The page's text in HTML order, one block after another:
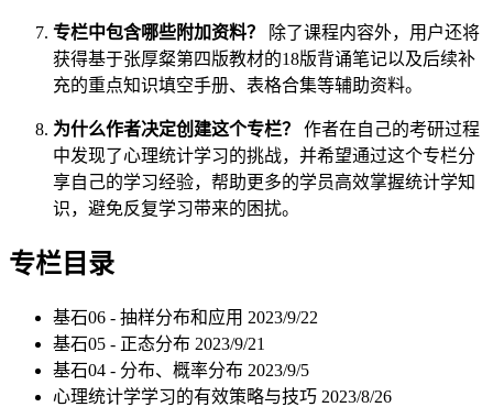
专栏中包含哪些附加资料？
除了课程内容外，用户还将
获得基于张厚粲第四版教材的18版背诵笔记以及后续补
充的重点知识填空手册、表格合集等辅助资料。
为什么作者决定创建这个专栏？
作者在自己的考研过程
中发现了心理统计学习的挑战，并希望通过这个专栏分
享自己的学习经验，帮助更多的学员高效掌握统计学知
识，避免反复学习带来的困扰。
专栏目录
基石06 - 抽样分布和应用 2023/9/22
基石05 - 正态分布 2023/9/21
基石04 - 分布、概率分布 2023/9/5
心理统计学学习的有效策略与技巧 2023/8/26